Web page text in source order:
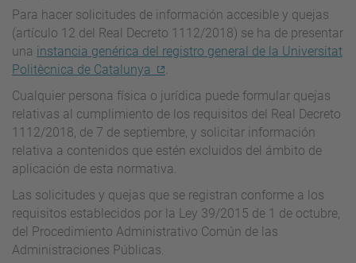
Para hacer solicitudes de información accesible y quejas
(artículo 12 del Real Decreto 1112/2018) se ha de presentar
una instancia genérica del registro general de la Universitat
Politècnica de Catalunya
.
Cualquier persona física o jurídica puede formular quejas
relativas al cumplimiento de los requisitos del Real Decreto
1112/2018, de 7 de septiembre, y solicitar información
relativa a contenidos que estén excluidos del ámbito de
aplicación de esta normativa.
Las solicitudes y quejas que se registran conforme a los
requisitos establecidos por la Ley 39/2015 de 1 de octubre,
del Procedimiento Administrativo Común de las
Administraciones Públicas.